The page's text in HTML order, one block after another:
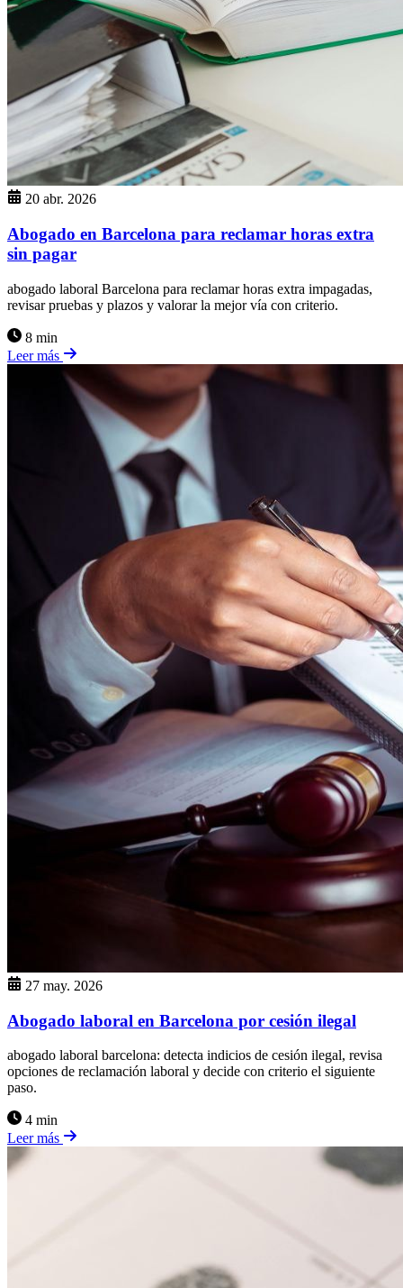
20 abr. 2026
Abogado en Barcelona para reclamar horas extra
sin pagar
abogado laboral Barcelona para reclamar horas extra impagadas,
revisar pruebas y plazos y valorar la mejor vía con criterio.
8 min
Leer más
27 may. 2026
Abogado laboral en Barcelona por cesión ilegal
abogado laboral barcelona: detecta indicios de cesión ilegal, revisa
opciones de reclamación laboral y decide con criterio el siguiente
paso.
4 min
Leer más